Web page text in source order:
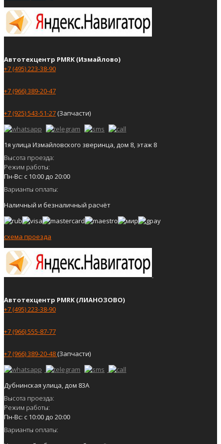
Автотехцентр PMRK (Измайлово)
+7 (495) 223-38-90
+7 (966) 389-20-47
+7 (925) 543-51-27(Запчасти)
1я улица Измайловского зверинца, дом 8, этаж 8
Высота проезда:
Режим работы:
Пн-Вс: с 10:00 до 20:00
Варианты оплаты:
Наличный и безналичный расчёт
схема проезда
Автотехцентр PMRK (ЛИАНОЗОВО)
+7 (495) 223-38-90
+7 (966) 555-87-77
+7 (966) 389-20-48(Запчасти)
Дубнинская улица, дом 83А
Высота проезда:
Режим работы:
Пн-Вс: с 10:00 до 20:00
Варианты оплаты: